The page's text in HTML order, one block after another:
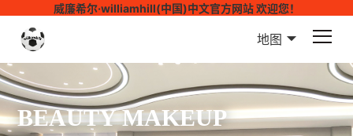
威廉希尔·williamhill(中国)中文官方网站 欢迎您！
地图
BEAUTY MAKEUP